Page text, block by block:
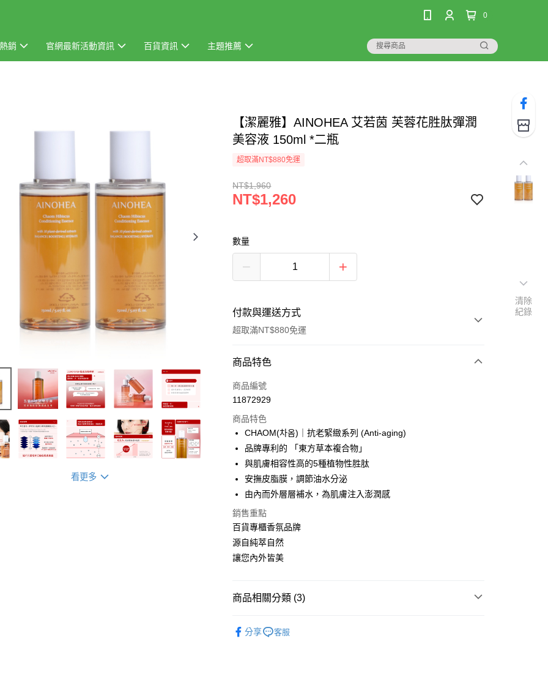
0
銷 官網最新活動資訊 百貨資訊 主題推薦
看更多
【潔麗雅】AINOHEA 艾若茵 芙蓉花胜肽彈潤
美容液 150ml *二瓶
超取滿NT$880免運
NT$1,960
NT$1,260
數量
付款與運送方式
超取滿NT$880免運
付款方式
信用卡一次付款
LINE Pay
Apple Pay
ATM付款
運送方式
全家取貨付款
每筆NT$60，滿NT$880(含以上)免運費
每筆NT$60，滿NT$880(含以上)免運費
每筆NT$60，滿NT$880(含以上)免運費
商品特色
商品編號
11872929
商品特色
CHAOM(차옴)｜抗老緊緻系列 (Anti-aging)
品牌專利的 「東方草本複合物」
與肌膚相容性高的5種植物性胜肽
安撫皮脂膜，調節油水分泌
由內而外層層補水，為肌膚注入澎潤感
銷售重點
百貨專櫃香氛品牌
源自純萃自然
讓您內外皆美
商品相關分類 (3)
分享 客服
清除
紀錄